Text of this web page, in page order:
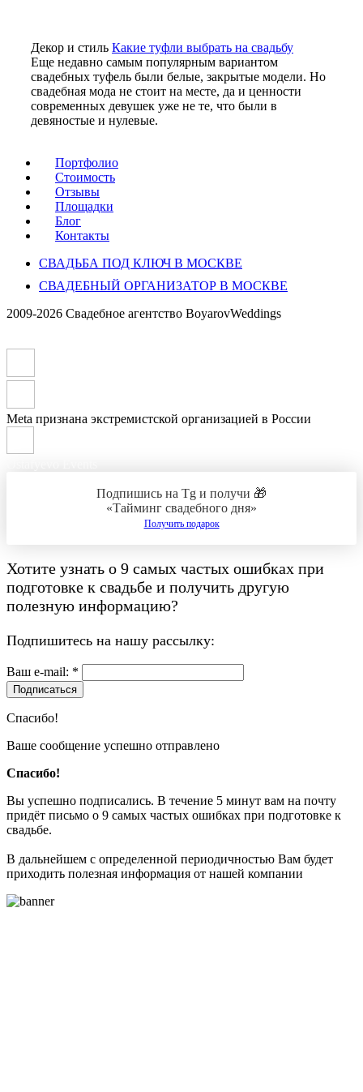
Декор и стиль Какие туфли выбрать на свадьбу
Еще недавно самым популярным вариантом
свадебных туфель были белые, закрытые модели. Но
свадебная мода не стоит на месте, да и ценности
современных девушек уже не те, что были в
девяностые и нулевые.
Портфолио
Стоимость
Отзывы
Площадки
Блог
Контакты
СВАДЬБА ПОД КЛЮЧ В МОСКВЕ
СВАДЕБНЫЙ ОРГАНИЗАТОР В МОСКВЕ
2009-2026 Свадебное агентство BoyarovWeddings
Meta признана экстремистской организацией в России
Подпишись на Tg и получи 🎁
«Тайминг свадебного дня»
Получить подарок
Хотите узнать о 9 самых частых ошибках при
подготовке к свадьбе и получить другую
полезную информацию?
Подпишитесь на нашу рассылку:
Ваш e-mail: *
Подписаться
Спасибо!
Ваше сообщение успешно отправлено
Спасибо!
Вы успешно подписались. В течение 5 минут вам на почту
придёт письмо о 9 самых частых ошибках при подготовке к
свадьбе.
В дальнейшем с определенной периодичностью Вам будет
приходить полезная информация от нашей компании